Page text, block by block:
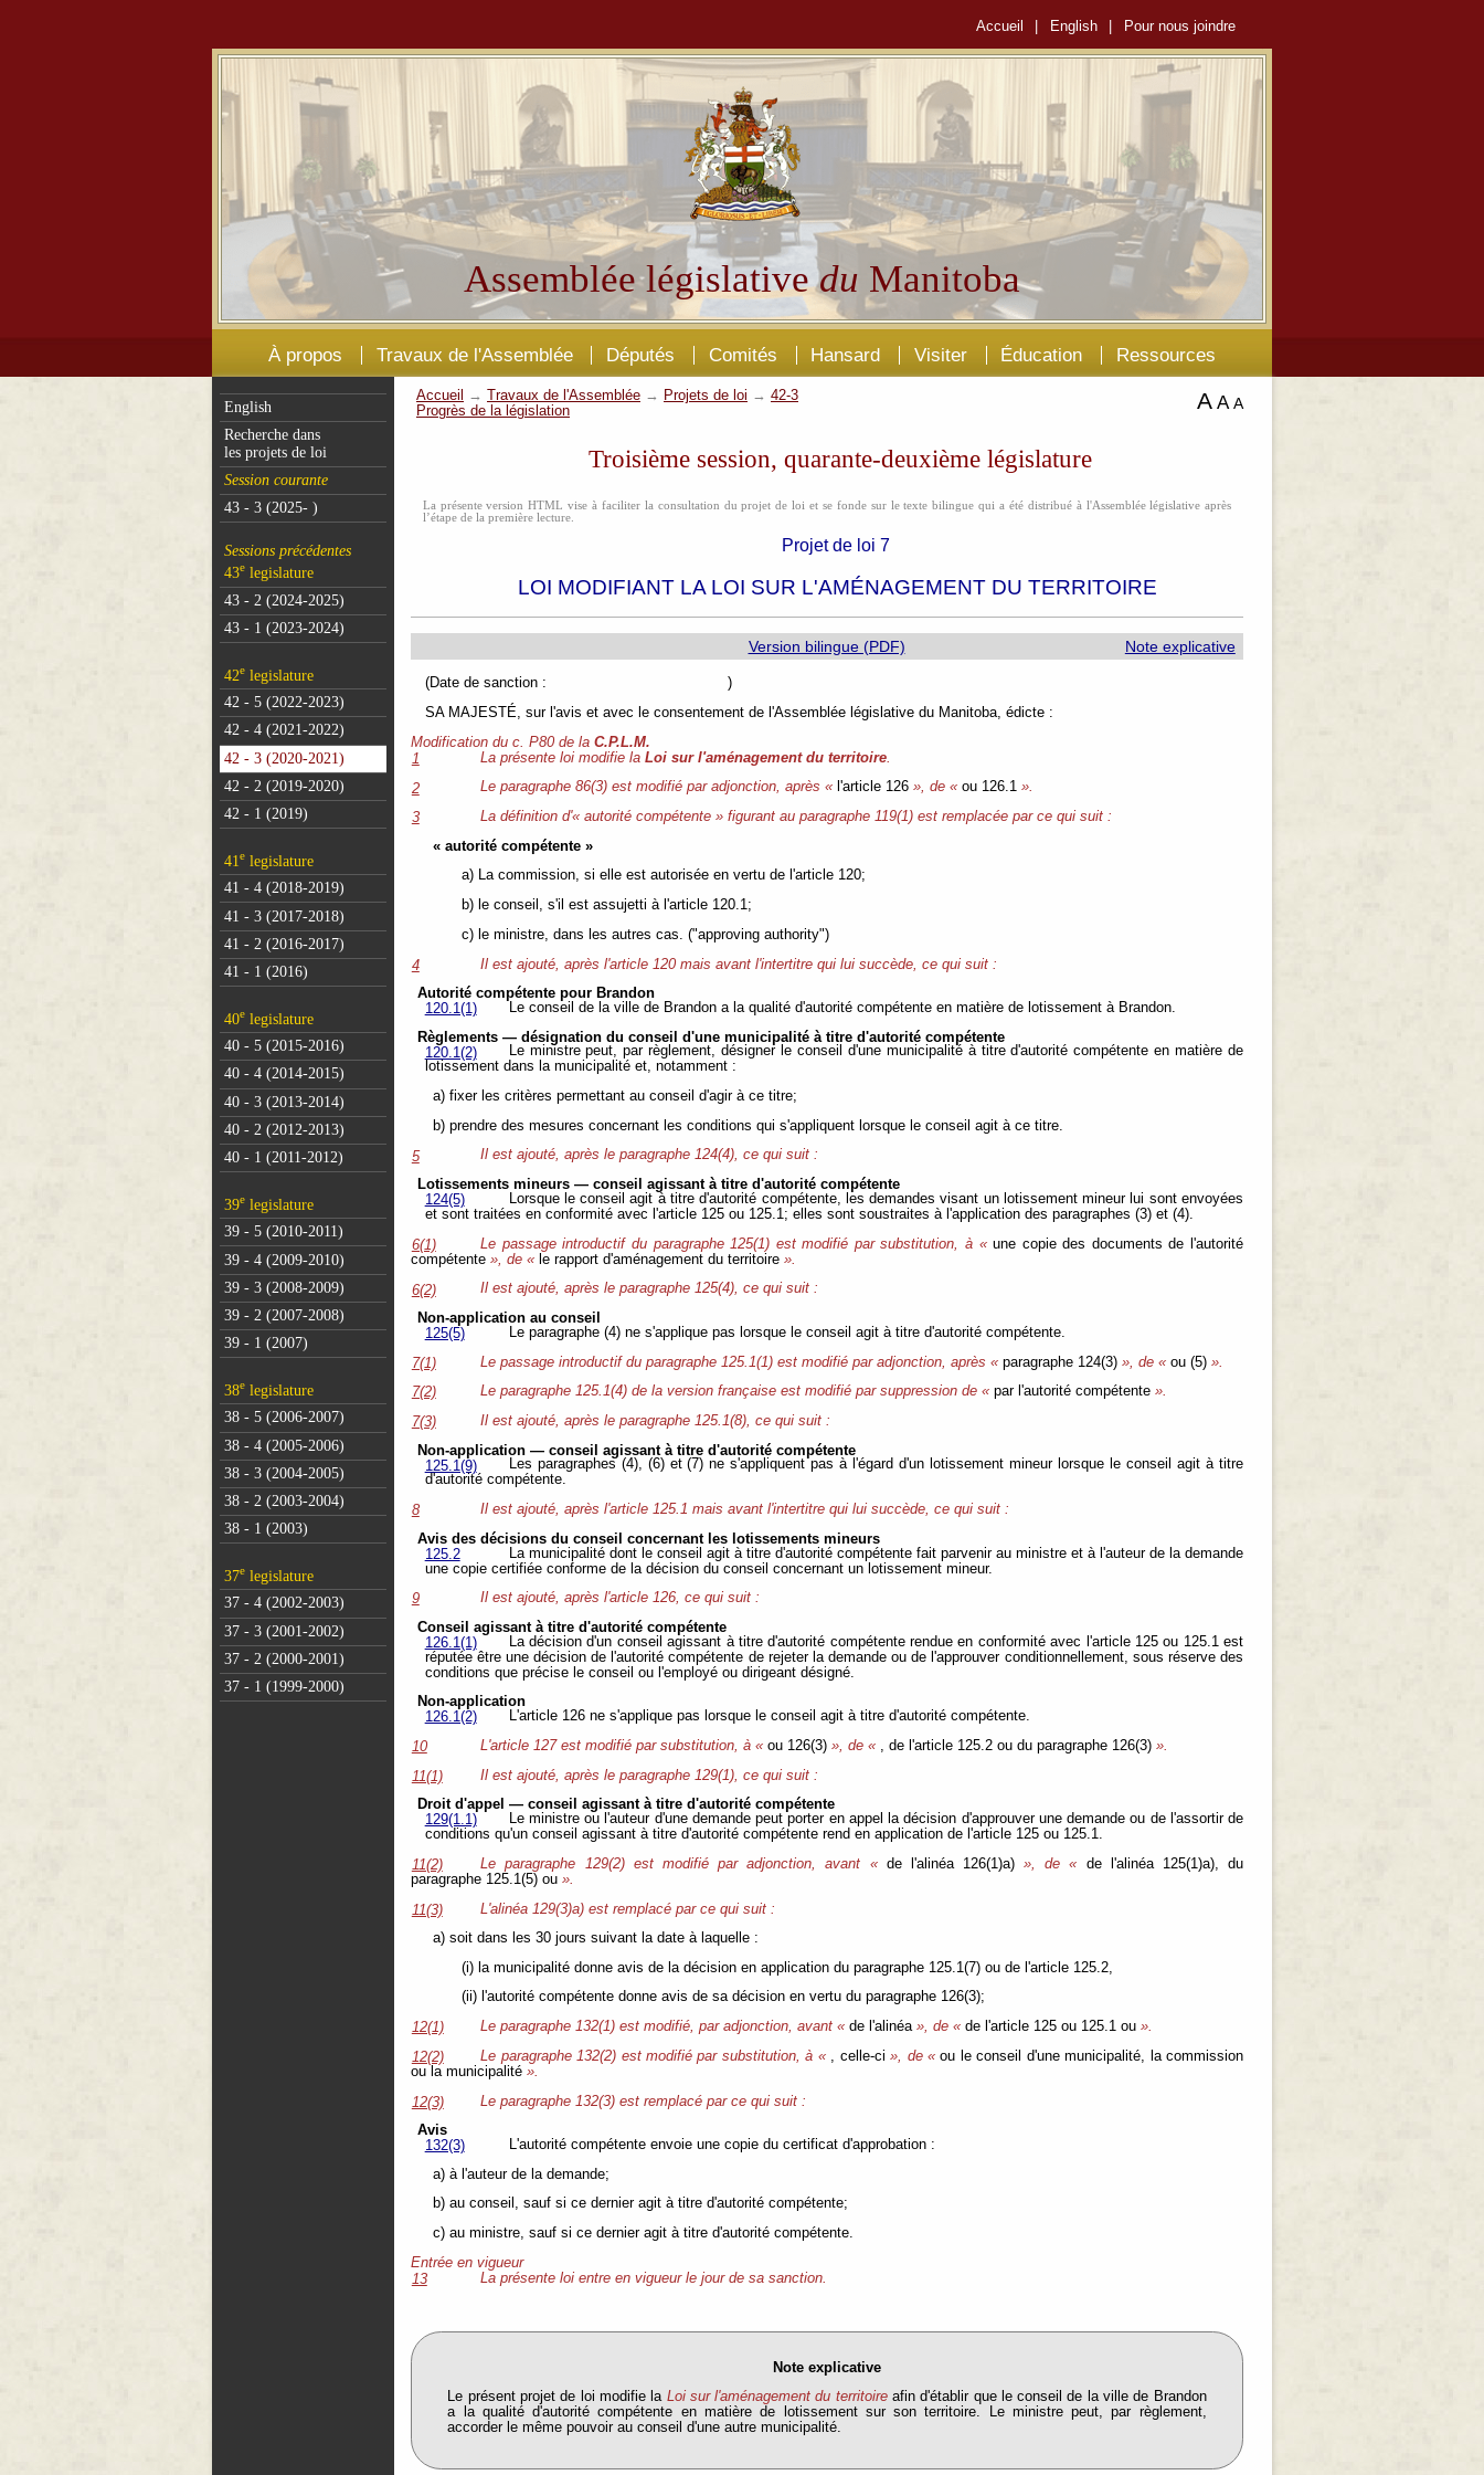
Accueil English Pour nous joindre
Assemblée législativedu Manitoba
À propos Travaux de l'Assemblée Députés Comités Hansard Visiter Éducation Ressources
English
Recherche dans
les projets de loi
Session courante
43 - 3 (2025- )
Sessions précédentes
43elegislature
43 - 2 (2024-2025)
43 - 1 (2023-2024)
42elegislature
42 - 5 (2022-2023)
42 - 4 (2021-2022)
42 - 3 (2020-2021)
42 - 2 (2019-2020)
42 - 1 (2019)
41elegislature
41 - 4 (2018-2019)
41 - 3 (2017-2018)
41 - 2 (2016-2017)
41 - 1 (2016)
40elegislature
40 - 5 (2015-2016)
40 - 4 (2014-2015)
40 - 3 (2013-2014)
40 - 2 (2012-2013)
40 - 1 (2011-2012)
39elegislature
39 - 5 (2010-2011)
39 - 4 (2009-2010)
39 - 3 (2008-2009)
39 - 2 (2007-2008)
39 - 1 (2007)
38elegislature
38 - 5 (2006-2007)
38 - 4 (2005-2006)
38 - 3 (2004-2005)
38 - 2 (2003-2004)
38 - 1 (2003)
37elegislature
37 - 4 (2002-2003)
37 - 3 (2001-2002)
37 - 2 (2000-2001)
37 - 1 (1999-2000)
Accueil → Travaux de l'Assemblée → Projets de loi → 42-3
Progrès de la législation
A A A
Troisième session, quarante-deuxième législature
La présente version HTML vise à faciliter la consultation du projet de loi et se fonde sur le texte bilingue qui a été distribué à l'Assemblée législative après
l’étape de la première lecture.
Projet de loi 7
LOI MODIFIANT LA LOI SUR L'AMÉNAGEMENT DU TERRITOIRE
Version bilingue (PDF) Note explicative
(Date de sanction : )
SA MAJESTÉ, sur l'avis et avec le consentement de l'Assemblée législative du Manitoba, édicte :
Modification du c. P80 de la C.P.L.M.
1
La présente loi modifie laLoi sur l'aménagement du territoire
2
Le paragraphe 86(3) est modifié par adjonction, après « l'article 126», de « ou 126.1 ».
3
La définition d'« autorité compétente » figurant au paragraphe 119(1) est remplacée par ce qui suit :
« autorité compétente »
a) La commission, si elle est autorisée en vertu de l'article 120;
b) le conseil, s'il est assujetti à l'article 120.1;
c) le ministre, dans les autres cas. ("approving authority")
4
Il est ajouté, après l'article 120 mais avant l'intertitre qui lui succède, ce qui suit :
Autorité compétente pour Brandon
120.1(1)
Le conseil de la ville de Brandon a la qualité d'autorité compétente en matière de lotissement à Brandon.
Règlements — désignation du conseil d'une municipalité à titre d'autorité compétente
120.1(2)
Le ministre peut, par règlement, désigner le conseil d'une municipalité à titre d'autorité compétente en matière de
lotissement dans la municipalité et, notamment :
a) fixer les critères permettant au conseil d'agir à ce titre;
b) prendre des mesures concernant les conditions qui s'appliquent lorsque le conseil agit à ce titre.
5
Il est ajouté, après le paragraphe 124(4), ce qui suit :
Lotissements mineurs — conseil agissant à titre d'autorité compétente
124(5)
Lorsque le conseil agit à titre d'autorité compétente, les demandes visant un lotissement mineur lui sont envoyées
et sont traitées en conformité avec l'article 125 ou 125.1; elles sont soustraites à l'application des paragraphes (3) et (4).
6(1)
Le passage introductif du paragraphe 125(1) est modifié par substitution, à «une copie des documents de l'autorité
compétente », de « le rapport d'aménagement du territoire ».
6(2)
Il est ajouté, après le paragraphe 125(4), ce qui suit :
Non-application au conseil
125(5)
Le paragraphe (4) ne s'applique pas lorsque le conseil agit à titre d'autorité compétente.
7(1)
Le passage introductif du paragraphe 125.1(1) est modifié par adjonction, après « paragraphe 124(3)», de « ou (5)».
7(2)
Le paragraphe 125.1(4) de la version française est modifié par suppression de «par l'autorité compétente ».
7(3)
Il est ajouté, après le paragraphe 125.1(8), ce qui suit :
Non-application — conseil agissant à titre d'autorité compétente
125.1(9)
Les paragraphes (4), (6) et (7) ne s'appliquent pas à l'égard d'un lotissement mineur lorsque le conseil agit à titre
d'autorité compétente.
8
Il est ajouté, après l'article 125.1 mais avant l'intertitre qui lui succède, ce qui suit :
Avis des décisions du conseil concernant les lotissements mineurs
125.2
La municipalité dont le conseil agit à titre d'autorité compétente fait parvenir au ministre et à l'auteur de la demande
une copie certifiée conforme de la décision du conseil concernant un lotissement mineur.
9
Il est ajouté, après l'article 126, ce qui suit :
Conseil agissant à titre d'autorité compétente
126.1(1)
La décision d'un conseil agissant à titre d'autorité compétente rendue en conformité avec l'article 125 ou 125.1 est
réputée être une décision de l'autorité compétente de rejeter la demande ou de l'approuver conditionnellement, sous réserve des
conditions que précise le conseil ou l'employé ou dirigeant désigné.
Non-application
126.1(2)
L'article 126 ne s'applique pas lorsque le conseil agit à titre d'autorité compétente.
10
L'article 127 est modifié par substitution, à « ou 126(3)», de « , de l'article 125.2 ou du paragraphe 126(3)».
11(1)
Il est ajouté, après le paragraphe 129(1), ce qui suit :
Droit d'appel — conseil agissant à titre d'autorité compétente
129(1.1)
Le ministre ou l'auteur d'une demande peut porter en appel la décision d'approuver une demande ou de l'assortir de
conditions qu'un conseil agissant à titre d'autorité compétente rend en application de l'article 125 ou 125.1.
11(2)
Le paragraphe 129(2) est modifié par adjonction, avant « de l'alinéa 126(1)a)», de « de l'alinéa 125(1)a), du
paragraphe 125.1(5) ou ».
11(3)
L'alinéa 129(3)a) est remplacé par ce qui suit :
a) soit dans les 30 jours suivant la date à laquelle :
(i) la municipalité donne avis de la décision en application du paragraphe 125.1(7) ou de l'article 125.2,
(ii) l'autorité compétente donne avis de sa décision en vertu du paragraphe 126(3);
12(1)
Le paragraphe 132(1) est modifié, par adjonction, avant «de l'alinéa», de «de l'article 125 ou 125.1 ou ».
12(2)
Le paragraphe 132(2) est modifié par substitution, à « , celle-ci », de «ou le conseil d'une municipalité, la commission
ou la municipalité ».
12(3)
Le paragraphe 132(3) est remplacé par ce qui suit :
Avis
132(3)
L'autorité compétente envoie une copie du certificat d'approbation :
a) à l'auteur de la demande;
b) au conseil, sauf si ce dernier agit à titre d'autorité compétente;
c) au ministre, sauf si ce dernier agit à titre d'autorité compétente.
Entrée en vigueur
13
La présente loi entre en vigueur le jour de sa sanction.
Note explicative
Le présent projet de loi modifie la Loi sur l'aménagement du territoireafin d'établir que le conseil de la ville de Brandon
a la qualité d'autorité compétente en matière de lotissement sur son territoire. Le ministre peut, par règlement,
accorder le même pouvoir au conseil d'une autre municipalité.